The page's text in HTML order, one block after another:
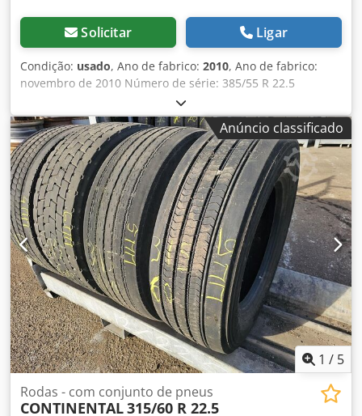
Solicitar Ligar
Condição: usado, Ano de fabrico: 2010, Ano de fabrico:
novembro de 2010 Número de série: 385/55 R 22.5
Dedpexwlb Sjfx Ag Rskr PNEUS DE REBOQUE USADOS
385/55 R 22.5 NA JANTE, SULCO 4/5 MM
Anúncio classificado
1 / 5
Rodas - com conjunto de pneus
CONTINENTAL315/60 R 22.5